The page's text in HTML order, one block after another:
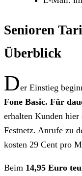
Senioren
Überblick
Der Einstieg
Fone Basic. Für
erhalten Kunden
Festnetz. Anrufe zu
kosten 29 Cent pro
Beim 14,95 Euro